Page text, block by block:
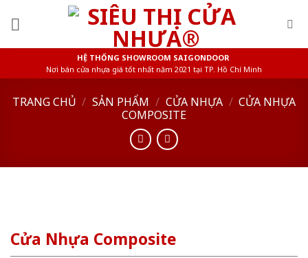
HỆ THỐNG SHOWROOM SAIGONDOOR
Nơi bán cửa nhựa giá tốt nhất năm 2021 tại TP. Hồ Chí Minh
TRANG CHỦ / SẢN PHẨM / CỬA NHỰA / CỬA NHỰA
COMPOSITE
Cửa Nhựa Composite